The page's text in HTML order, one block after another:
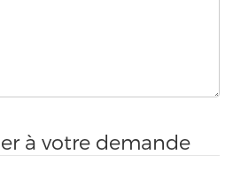
à votre demande